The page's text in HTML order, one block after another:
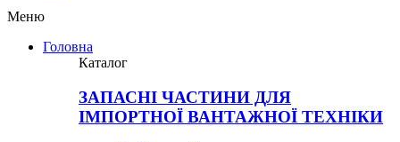
Меню
Головна
Каталог
ЗАПАСНІ ЧАСТИНИ ДЛЯ
ІМПОРТНОЇ ВАНТАЖНОЇ ТЕХНІКИ